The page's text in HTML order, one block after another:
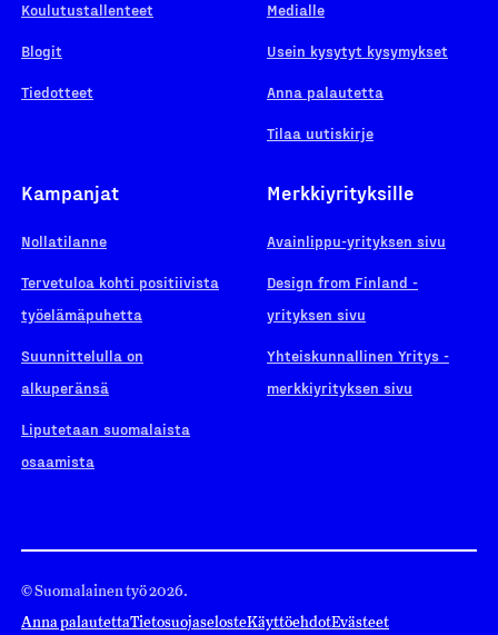
Koulutustallenteet
Blogit
Tiedotteet
Medialle
Usein kysytyt kysymykset
Anna palautetta
Tilaa uutiskirje
Kampanjat
Nollatilanne
Tervetuloa kohti positiivista
työelämäpuhetta
Suunnittelulla on
alkuperänsä
Liputetaan suomalaista
osaamista
Merkkiyrityksille
Avainlippu-yrityksen sivu
Design from Finland -
yrityksen sivu
Yhteiskunnallinen Yritys -
merkkiyrityksen sivu
© Suomalainen työ 2026.
Anna palautettaTietosuojaselosteKäyttöehdotEvästeet